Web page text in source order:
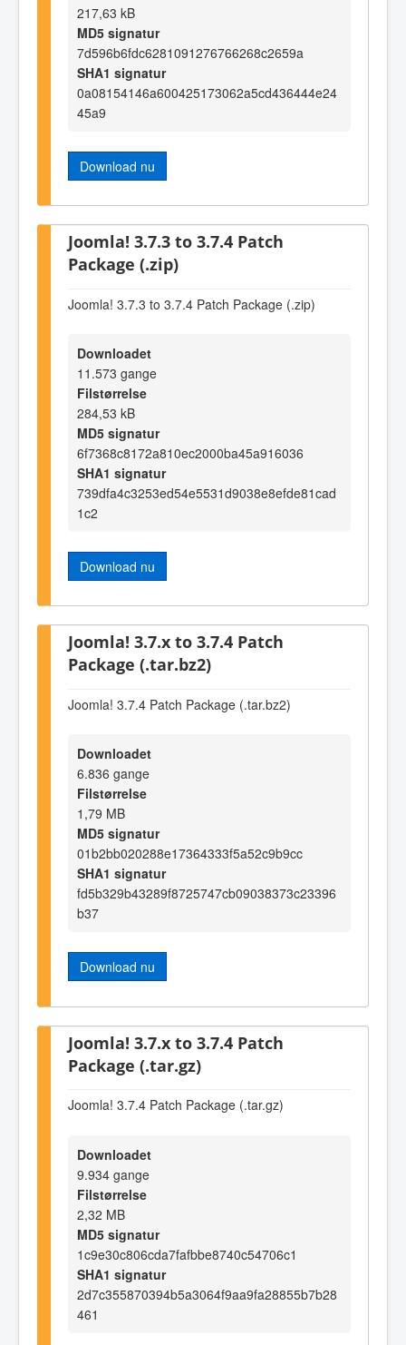
217,63 kB
MD5 signatur
7d596b6fdc6281091276766268c2659a
SHA1 signatur
0a08154146a600425173062a5cd436444e24
45a9
Download nu
Joomla! 3.7.3 to 3.7.4 Patch
Package (.zip)
Joomla! 3.7.3 to 3.7.4 Patch Package (.zip)
Downloadet
11.573 gange
Filstørrelse
284,53 kB
MD5 signatur
6f7368c8172a810ec2000ba45a916036
SHA1 signatur
739dfa4c3253ed54e5531d9038e8efde81cad
1c2
Download nu
Joomla! 3.7.x to 3.7.4 Patch
Package (.tar.bz2)
Joomla! 3.7.4 Patch Package (.tar.bz2)
Downloadet
6.836 gange
Filstørrelse
1,79 MB
MD5 signatur
01b2bb020288e17364333f5a52c9b9cc
SHA1 signatur
fd5b329b43289f8725747cb09038373c23396
b37
Download nu
Joomla! 3.7.x to 3.7.4 Patch
Package (.tar.gz)
Joomla! 3.7.4 Patch Package (.tar.gz)
Downloadet
9.934 gange
Filstørrelse
2,32 MB
MD5 signatur
1c9e30c806cda7fafbbe8740c54706c1
SHA1 signatur
2d7c355870394b5a3064f9aa9fa28855b7b28
461